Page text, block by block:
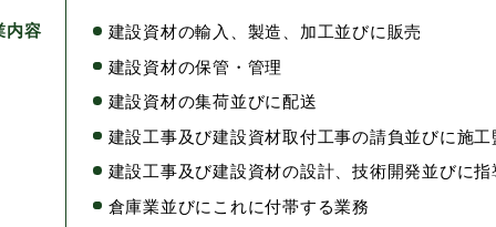
内容
建設資材の輸入、製造、加工並びに販売
建設資材の保管・管理
建設資材の集荷並びに配送
建設工事及び建設資材取付工事の請負並びに施工
建設工事及び建設資材の設計、技術開発並びに指
倉庫業並びにこれに付帯する業務